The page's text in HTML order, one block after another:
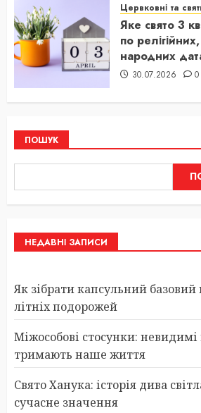
Цервковні та
Яке свято 3
по
народних
30.07.2026 0
ПОШУК
НЕДАВНІ ЗАПИСИ
Як зібрати капсульний базовий
літніх подорожей
Міжособові стосунки:
тримають наше життя
Свято Ханука: історія дива
сучасне значення